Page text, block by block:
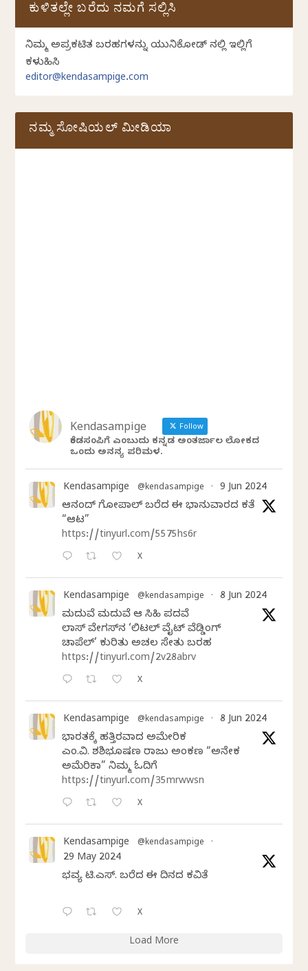
ಕುಳಿತಲ್ಲೇ ಬರೆದು ನಮಗೆ ಸಲ್ಲಿಸಿ
ನಿಮ್ಮ ಅಪ್ರಕಟಿತ ಬರಹಗಳನ್ನು ಯುನಿಕೋಡ್ ನಲ್ಲಿ ಇಲ್ಲಿಗೆ
ಕಳುಹಿಸಿ
editor@kendasampige.com
ನಮ್ಮ ಸೋಷಿಯಲ್‌ ಮೀಡಿಯಾ
Kendasampige Follow
ಕೆಂಡಸಂಪಿಗೆ ಎಂಬುದು ಕನ್ನಡ ಅಂತರ್ಜಾಲ ಲೋಕದ
ಒಂದು ಅನನ್ಯ ಪರಿಮಳ.
Kendasampige @kendasampige · 9 Jun 2024
ಆನಂದ್‌ ಗೋಪಾಲ್‌ ಬರೆದ ಈ ಭಾನುವಾರದ ಕತೆ
“ಆಟ”
https://tinyurl.com/5575hs6r
X
Kendasampige @kendasampige · 8 Jun 2024
ಮದುವೆ ಮದುವೆ ಆ ಸಿಹಿ ಪದವೆ
ಲಾಸ್‌ ವೇಗಸ್‌ನ ‘ಲಿಟಲ್ ವೈಟ್ ವೆಡ್ಡಿಂಗ್
ಚಾಪೆಲ್’ ಕುರಿತು ಅಚಲ ಸೇತು ಬರಹ
https://tinyurl.com/2v28abrv
X
Kendasampige @kendasampige · 8 Jun 2024
ಭಾರತಕ್ಕೆ ಹತ್ತಿರವಾದ ಅಮೇರಿಕ
ಎಂ.ವಿ. ಶಶಿಭೂಷಣ ರಾಜು ಅಂಕಣ “ಅನೇಕ
ಅಮೆರಿಕಾ” ನಿಮ್ಮ ಓದಿಗೆ
https://tinyurl.com/35mrwwsn
X
Kendasampige @kendasampige ·
29 May 2024
ಭವ್ಯ ಟಿ.ಎಸ್. ಬರೆದ ಈ ದಿನದ ಕವಿತೆ
X
Load More